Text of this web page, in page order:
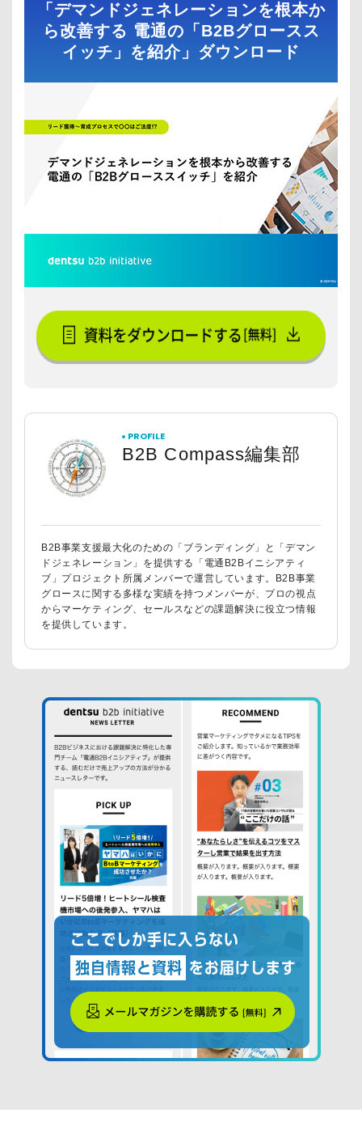
「デマンドジェネレーションを根本か
ら改善する 電通の「B2Bグロースス
イッチ」を紹介」ダウンロード
PROFILE
B2B Compass編集部
B2B事業支援最大化のための「ブランディング」と「デマン
ドジェネレーション」を提供する「電通B2Bイニシアティ
ブ」プロジェクト所属メンバーで運営しています。B2B事業
グロースに関する多様な実績を持つメンバーが、プロの視点
からマーケティング、セールスなどの課題解決に役立つ情報
を提供しています。